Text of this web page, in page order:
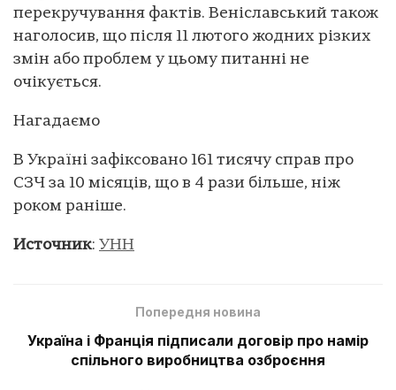
перекручування фактів. Веніславський також
наголосив, що після 11 лютого жодних різких
змін або проблем у цьому питанні не
очікується.
Нагадаємо
В Україні зафіксовано 161 тисячу справ про
СЗЧ за 10 місяців, що в 4 рази більше, ніж
роком раніше.
Источник: УНН
Попередня новина
Україна і Франція підписали договір про намір
спільного виробництва озброєння